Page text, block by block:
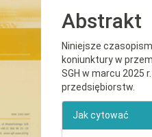
Abstrakt
Niniejsze
koniunktury w
SGH w marcu 2025
przedsiębiorstw.
Jak cytować